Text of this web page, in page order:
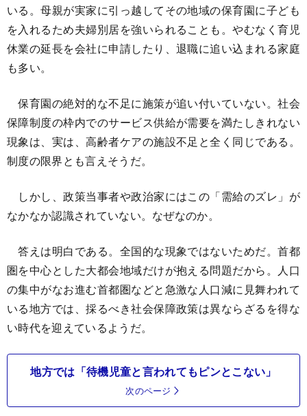
いる。母親が実家に引っ越してその地域の保育園に子ども
を入れるため夫婦別居を強いられることも。やむなく育児
休業の延長を会社に申請したり、退職に追い込まれる家庭
も多い。
保育園の絶対的な不足に施策が追い付いていない。社会
保障制度の枠内でのサービス供給が需要を満たしきれない
現象は、実は、高齢者ケアの施設不足と全く同じである。
制度の限界とも言えそうだ。
しかし、政策当事者や政治家にはこの「需給のズレ」が
なかなか認識されていない。なぜなのか。
答えは明白である。全国的な現象ではないためだ。首都
圏を中心とした大都会地域だけが抱える問題だから。人口
の集中がなお進む首都圏などと急激な人口減に見舞われて
いる地方では、採るべき社会保障政策は異ならざるを得な
い時代を迎えているようだ。
地方では「待機児童と言われてもピンとこない」
次のページ